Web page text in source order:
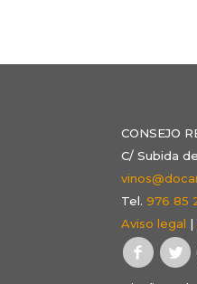
CONSEJO
C/ Subida
Tel.976 85
Aviso legal |